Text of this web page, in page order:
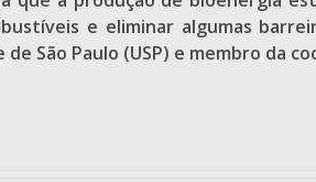
e eliminar algumas
São Paulo (USP) e membro da